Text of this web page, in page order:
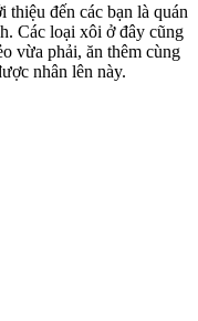
thiệu đến các bạn là quán
Các loại xôi ở đây cũng
vừa phải, ăn thêm cùng
nhân lên này.